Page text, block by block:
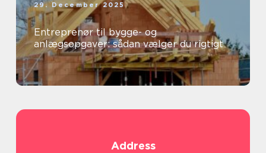
29. December 2025
Entreprenør til bygge- og
anlægsopgaver: sådan vælger du rigtigt
Address